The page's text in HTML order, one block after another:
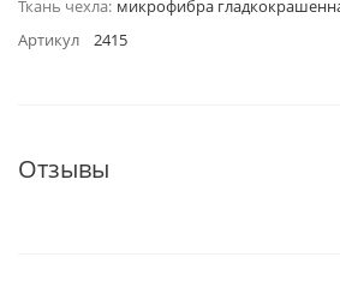
Ткань чехла: микрофибра
Артикул
2415
Отзывы